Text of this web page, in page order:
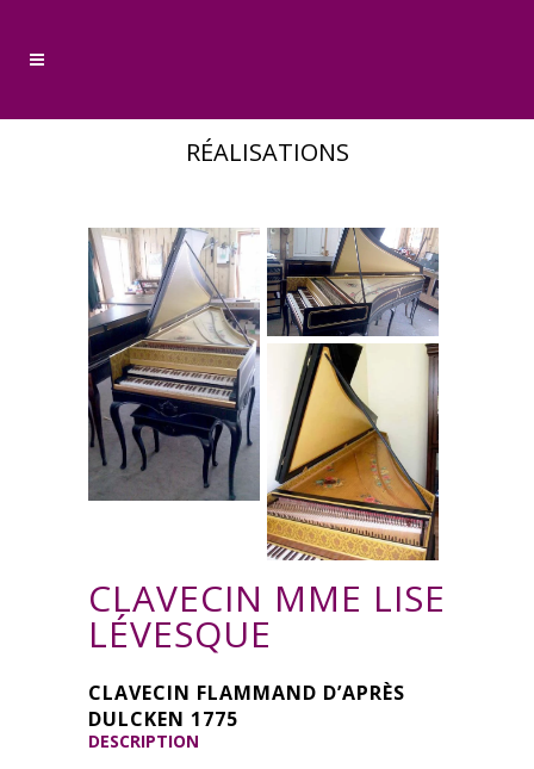
RÉALISATIONS
CLAVECIN MME LISE
LÉVESQUE
CLAVECIN FLAMMAND D’APRÈS
DULCKEN 1775
DESCRIPTION